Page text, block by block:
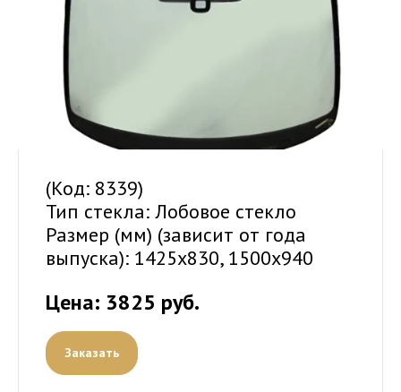
(Код: 8339)
Тип стекла: Лобовое стекло
Размер (мм) (зависит от года
выпуска): 1425x830, 1500x940
Цена: 3825 руб.
Заказать